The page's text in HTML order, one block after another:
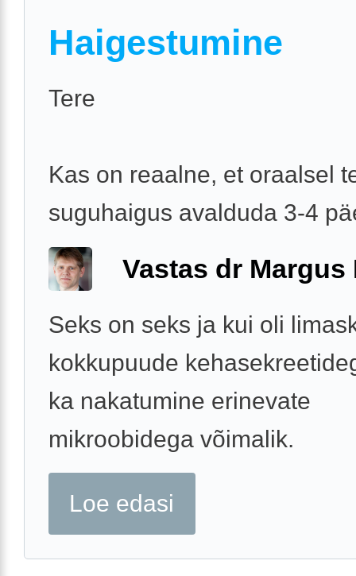
Haigestumine
Tere
Kas on reaalne, et oraalsel
suguhaigus avalduda 3-4
Vastas dr Margus
Seks on seks ja kui oli
kokkupuude
ka nakatumine erinevate
mikroobidega võimalik.
Loe edasi